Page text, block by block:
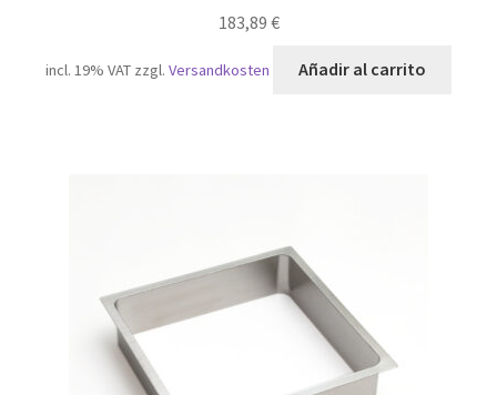
183,89 €
incl. 19% VAT zzgl.Versandkosten Añadir al carrito